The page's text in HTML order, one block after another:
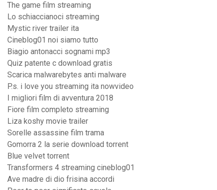
The game film streaming
Lo schiaccianoci streaming
Mystic river trailer ita
Cineblog01 noi siamo tutto
Biagio antonacci sognami mp3
Quiz patente c download gratis
Scarica malwarebytes anti malware
P.s. i love you streaming ita nowvideo
I migliori film di avventura 2018
Fiore film completo streaming
Liza koshy movie trailer
Sorelle assassine film trama
Gomorra 2 la serie download torrent
Blue velvet torrent
Transformers 4 streaming cineblog01
Ave madre di dio frisina accordi